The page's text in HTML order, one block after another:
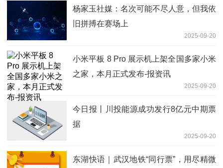
杨家玉社媒：名次可能不尽人意，但我依
旧拼搏在赛场上
2025-09-20
小米平板 8 Pro 展示机上架全国多家小米
之家，本月正式发布-报资讯
2025-09-20
今日报丨川投能源成功发行8亿元中期票
据
2025-09-20
东湖快语｜武汉地铁“同行票”，用尽精微